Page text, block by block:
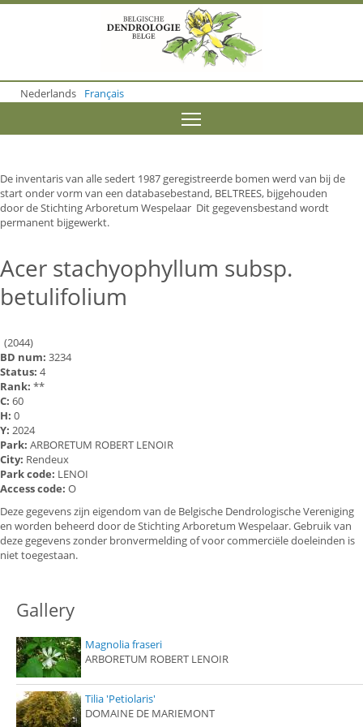
o
m
o
n
t
e
n
Nederlands Français
De inventaris van alle sedert 1987 geregistreerde bomen werd van bij de
start onder vorm van een databasebestand, BELTREES, bijgehouden
door de Stichting Arboretum Wespelaar Dit gegevensbestand wordt
permanent bijgewerkt.
Acer stachyophyllum subsp.
betulifolium
(2044)
BD num: 3234
Status: 4
Rank: **
C: 60
H: 0
Y: 2024
Park: ARBORETUM ROBERT LENOIR
City: Rendeux
Park code: LENOI
Access code: O
Deze gegevens zijn eigendom van de Belgische Dendrologische Vereniging
en worden beheerd door de Stichting Arboretum Wespelaar. Gebruik van
deze gegevens zonder bronvermelding of voor commerciële doeleinden is
niet toegestaan.
Gallery
Magnolia fraseri
ARBORETUM ROBERT LENOIR
Tilia 'Petiolaris'
DOMAINE DE MARIEMONT